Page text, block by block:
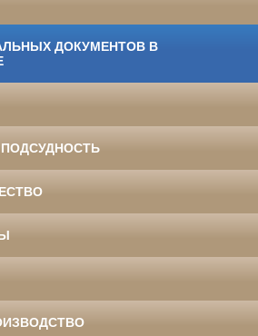
ДОКУМЕНТОВ В